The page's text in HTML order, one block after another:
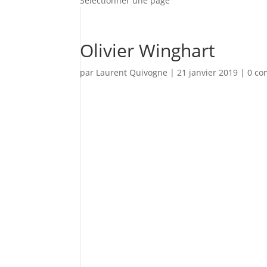
Olivier Winghart
par Laurent Quivogne |21 janvier 2019 |0